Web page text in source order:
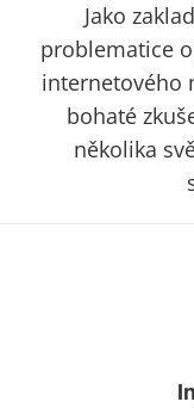
Jako
problematice
internetového
bohaté
několika